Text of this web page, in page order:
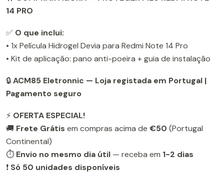
14 PRO
✅ O que inclui:
• 1x Película Hidrogel Devia para Redmi Note 14 Pro
• Kit de aplicação: pano anti-poeira + guia de instalação
🔒ACM85 Eletronnic — Loja registada em Portugal |
Pagamento seguro
⚡ OFERTA ESPECIAL!
🚚 Frete Grátis em compras acima de €50 (Portugal
Continental)
⏱️ Envio no mesmo dia útil — receba em 1-2 dias
❗ Só 50 unidades disponíveis